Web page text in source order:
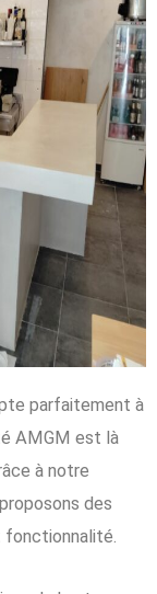
parfaitement à
AMGM est là
à notre
des
fonctionnalité.